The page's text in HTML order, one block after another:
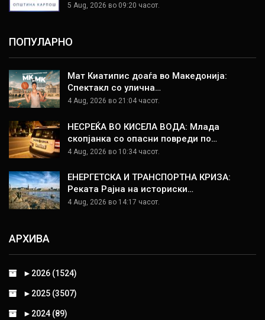
5 Aug, 2026 во 09:20 часот.
ПОПУЛАРНО
Мат Киатипис доаѓа во Македонија:
Спектакл со улична…
4 Aug, 2026 во 21:04 часот.
НЕСРЕЌА ВО КИСЕЛА ВОДА: Млада
скопјанка со опасни повреди по…
4 Aug, 2026 во 10:34 часот.
ЕНЕРГЕТСКА И ТРАНСПОРТНА КРИЗА:
Реката Рајна на историски…
4 Aug, 2026 во 14:17 часот.
АРХИВА
► 2026 (1524)
► 2025 (3507)
► 2024 (89)